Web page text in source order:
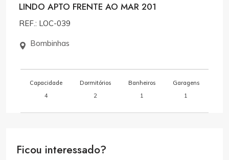
LINDO APTO FRENTE AO MAR 201
REF.: LOC-039
Bombinhas
Capacidade
4
Dormitórios
2
Banheiros
1
Garagens
1
Ficou interessado?